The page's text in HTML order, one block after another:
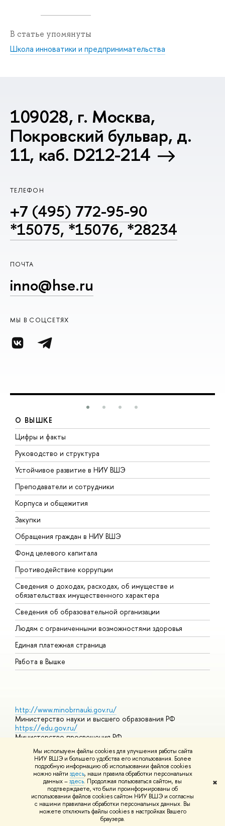
Мы используем файлы cookies для улучшения работы сайта
НИУ ВШЭ и большего удобства его использования. Более
подробную информацию об использовании файлов cookies
можно найти здесь, наши правила обработки персональных
данных –здесь. Продолжая пользоваться сайтом, вы
подтверждаете, что были проинформированы об
использовании файлов cookies сайтом НИУ ВШЭ и согласны
с нашими правилами обработки персональных данных. Вы
можете отключить файлы cookies в настройках Вашего
браузера.
✖
В статье упомянуты
Школа инноватики и предпринимательства
109028, г. Москва,
Покровский бульвар, д.
11, каб. D212-214
ТЕЛЕФОН
+7 (495) 772-95-90
*15075, *15076, *28234
ПОЧТА
inno@hse.ru
МЫ В СОЦСЕТЯХ
О ВЫШКЕ
Цифры и факты
Руководство и структура
Устойчивое развитие в НИУ ВШЭ
Преподаватели и сотрудники
Корпуса и общежития
Закупки
Обращения граждан в НИУ ВШЭ
Фонд целевого капитала
Противодействие коррупции
Сведения о доходах, расходах, об имуществе и
обязательствах имущественного характера
Сведения об образовательной организации
Людям с ограниченными возможностями здоровья
Единая платежная страница
Работа в Вышке
http://www.minobrnauki.gov.ru/
Министерство науки и высшего образования РФ
https://edu.gov.ru/
Министерство просвещения РФ
https://elearning.hse.ru/mooc
Массовые открытые онлайн-курсы
© НИУ ВШЭ 1993–2026 Адреса и контактыУсловия
использования материалов Политика конфиденциальности
Шрифты HSE Sans и HSE Slab разработаны вШколе дизайна НИУ